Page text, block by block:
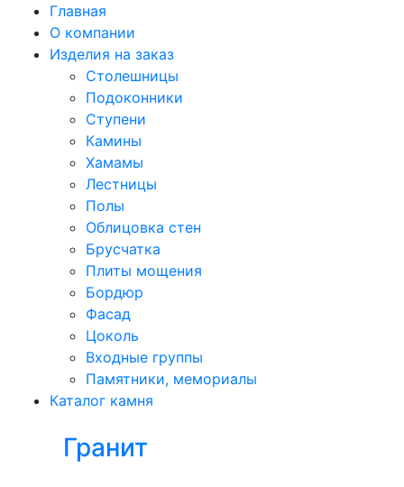
Главная
О компании
Изделия на заказ
Столешницы
Подоконники
Ступени
Камины
Хамамы
Лестницы
Полы
Облицовка стен
Брусчатка
Плиты мощения
Бордюр
Фасад
Цоколь
Входные группы
Памятники, мемориалы
Каталог камня
Гранит